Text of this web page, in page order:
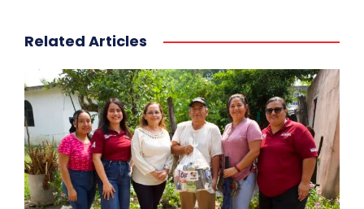
Related Articles